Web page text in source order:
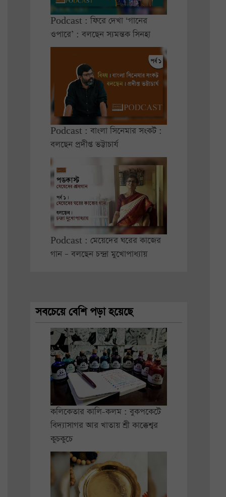
Podcast : ফিরে দেখা ‘গানের
ওপারে’ : বলছেন স্যমন্তক সিনহা
Podcast : বাংলা সিনেমার সংকট :
বলছেন প্রদীপ্ত ভট্টাচার্য
Podcast : মেয়েদের ঘরের কাজের
গান – বলছেন চন্দ্রা মুখোপাধ্যায়
সবচেয়ে বেশি পড়া হয়েছে
কলিকেতার কালি-কলম : বুকপকেটে
বিদ্যাসাগর আর খাতায় শ্রী কাক্কেশ্বর
কুচকুচে